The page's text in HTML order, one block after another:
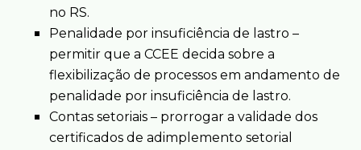
no RS.
Penalidade por insuficiência de lastro –
permitir que a CCEE decida sobre a
flexibilização de processos em andamento de
penalidade por insuficiência de lastro.
Contas setoriais – prorrogar a validade dos
certificados de adimplemento setorial